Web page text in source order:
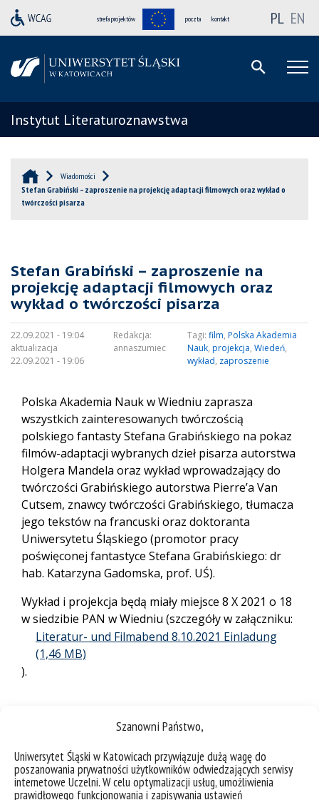
Szanowni Państwo,
Uniwersytet Śląski w Katowicach przywiązuje dużą wagę do
poszanowania prywatności użytkowników odwiedzających serwisy
internetowe Uczelni. W celu optymalizacji usług, umożliwienia
prawidłowego funkcjonowania i zapisywania ustawień
strefa projektów poczta kontakt PL EN
Instytut Literaturoznawstwa
Wiadomości
Stefan Grabiński – zaproszenie na projekcję adaptacji filmowych oraz wykład o
twórczości pisarza
Stefan Grabiński – zaproszenie na
projekcję adaptacji filmowych oraz
wykład o twórczości pisarza
22.09.2021 - 19:04
aktualizacja
22.09.2021 - 19:06
Redakcja:
annaszumiec
Tagi: film, Polska Akademia
Nauk, projekcja, Wiedeń,
wykład, zaproszenie
Polska Akademia Nauk w Wiedniu zaprasza
wszystkich zainteresowanych twórczością
polskiego fantasty Stefana Grabińskiego na pokaz
filmów-adaptacji wybranych dzieł pisarza autorstwa
Holgera Mandela oraz wykład wprowadzający do
twórczości Grabińskiego autorstwa Pierre’a Van
Cutsem, znawcy twórczości Grabińskiego, tłumacza
jego tekstów na francuski oraz doktoranta
Uniwersytetu Śląskiego (promotor pracy
poświęconej fantastyce Stefana Grabińskiego: dr
hab. Katarzyna Gadomska, prof. UŚ).
Wykład i projekcja będą miały miejsce 8 X 2021 o 18
w siedzibie PAN w Wiedniu (szczegóły w załączniku:
Literatur- und Filmabend 8.10.2021 Einladung
).